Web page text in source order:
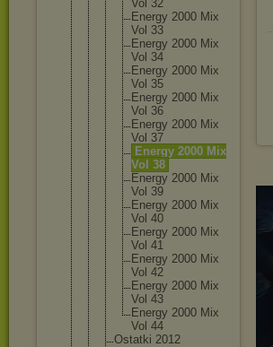
Vol 32
Energy 2000 Mix
Vol 33
Energy 2000 Mix
Vol 34
Energy 2000 Mix
Vol 35
Energy 2000 Mix
Vol 36
Energy 2000 Mix
Vol 37
Energy 2000 Mix
Vol 38
Energy 2000 Mix
Vol 39
Energy 2000 Mix
Vol 40
Energy 2000 Mix
Vol 41
Energy 2000 Mix
Vol 42
Energy 2000 Mix
Vol 43
Energy 2000 Mix
Vol 44
Ostatki 2012